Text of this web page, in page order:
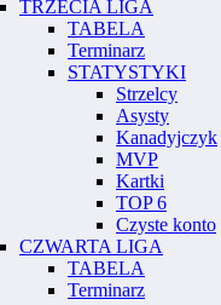
TRZECIA LIGA
TABELA
Terminarz
STATYSTYKI
Strzelcy
Asysty
Kanadyjczyk
MVP
Kartki
TOP 6
Czyste konto
CZWARTA LIGA
TABELA
Terminarz